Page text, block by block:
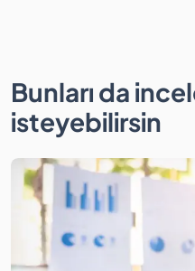
Bunları da
isteyebilirsin